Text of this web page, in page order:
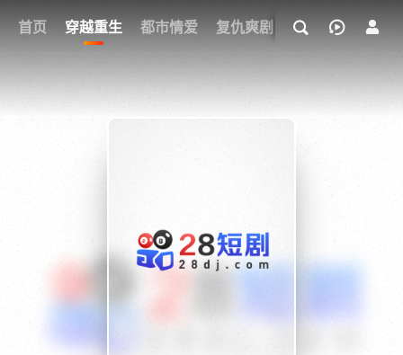
首页 穿越重生 都市情爱 复仇爽剧 玄幻武侠 奇幻
我的观影记录